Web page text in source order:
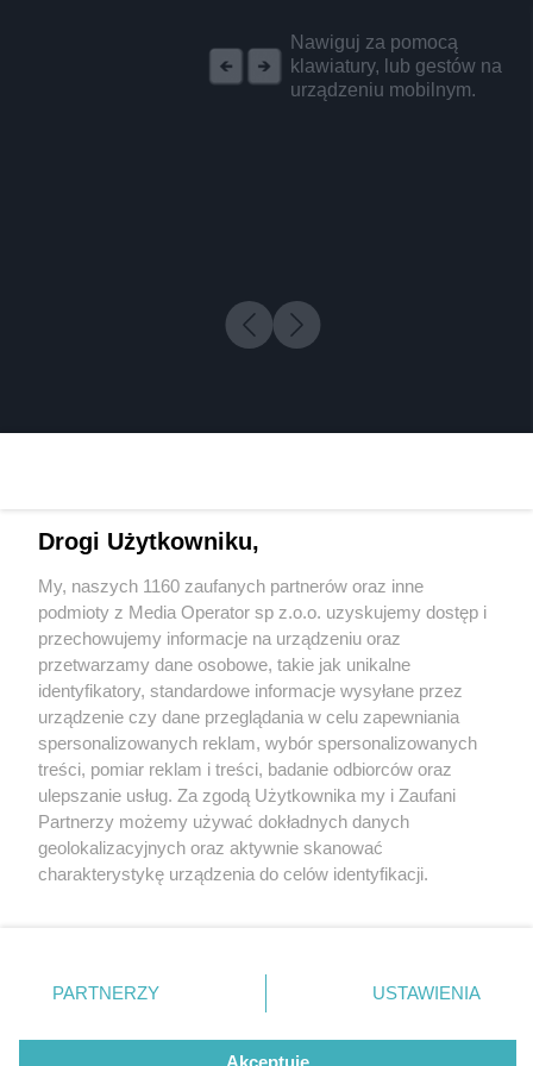
Nawiguj za pomocą
klawiatury, lub gestów na
urządzeniu mobilnym.
4 / 0
Wydawca mediów lokalnych
Nie zapomnij
zapoznać się z:
polityką prywatności regulamin korzystania z portali
Twojemiasto
Piekary Śląskie
Chorzów
Tarnowskie Góry
Gliwice
Skontakuj sięz nami
Kontakt
Wydawca
Redakcja
Drogi Użytkowniku,
My, naszych 1160 zaufanych partnerów oraz inne
podmioty z Media Operator sp z.o.o. uzyskujemy dostęp i
przechowujemy informacje na urządzeniu oraz
przetwarzamy dane osobowe, takie jak unikalne
identyfikatory, standardowe informacje wysyłane przez
urządzenie czy dane przeglądania w celu zapewniania
spersonalizowanych reklam, wybór spersonalizowanych
treści, pomiar reklam i treści, badanie odbiorców oraz
ulepszanie usług. Za zgodą Użytkownika my i Zaufani
Partnerzy możemy używać dokładnych danych
geolokalizacyjnych oraz aktywnie skanować
charakterystykę urządzenia do celów identyfikacji.
zmienić/wycofać klikając przycisk ustawień prywatności
znajdujący się w lewym dolnym rogu strony
rodzaje przetwarzania danych nie wymagają zgody
użytkownika, ale masz prawo sprzeciwić się takiemu
PARTNERZY USTAWIENIA
Akceptuję